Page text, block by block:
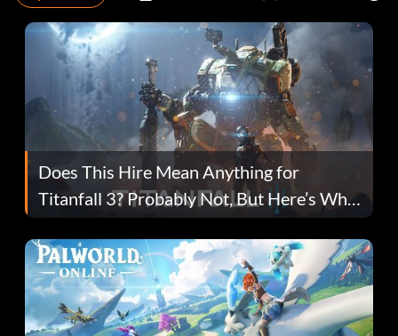
Does This Hire Mean Anything for
Titanfall 3? Probably Not, But Here’s Why
Fans Are Hopeful